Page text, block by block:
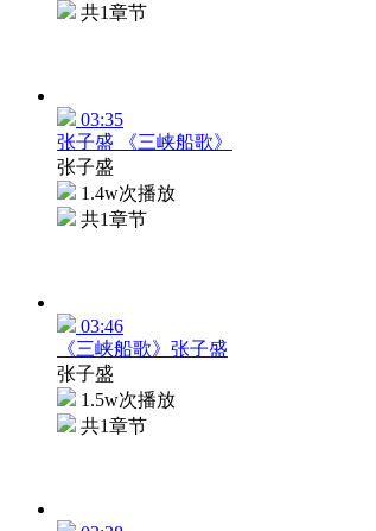
共1章节
03:35
张子盛 《三峡船歌》
张子盛
1.4w次播放
共1章节
03:46
《三峡船歌》张子盛
张子盛
1.5w次播放
共1章节